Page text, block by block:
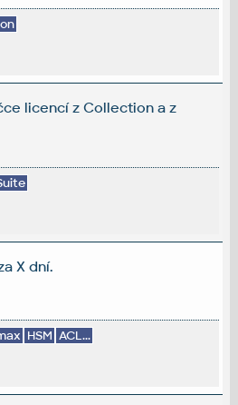
licencí z Collection a z
X dní.
HSM ACL...